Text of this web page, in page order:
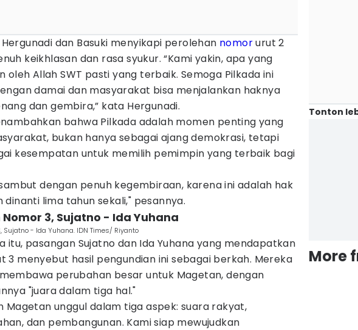
dan Basuki menyikapi perolehan nomorurut 2
keikhlasan dan rasa syukur. “Kami yakin, apa yang
oleh Allah SWT pasti yang terbaik. Semoga Pilkada ini
damai dan masyarakat bisa menjalankan haknya
dan gembira,” kata Hergunadi.
bahwa Pilkada adalah momen penting yang
bukan hanya sebagai ajang demokrasi, tetapi
kesempatan untuk memilih pemimpin yang terbaik bagi
dengan penuh kegembiraan, karena ini adalah hak
dinanti lima tahun sekali," pesannya.
Nomor 3, Sujatno - Ida Yuhana
Sujatno - Ida Yuhana. IDN Times/ Riyanto
itu, pasangan Sujatno dan Ida Yuhana yang mendapatkan
3 menyebut hasil pengundian ini sebagai berkah. Mereka
perubahan besar untuk Magetan, dengan
"juara dalam tiga hal."
Magetan unggul dalam tiga aspek: suara rakyat,
dan pembangunan. Kami siap mewujudkan
Tonton
More